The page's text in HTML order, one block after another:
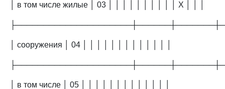
│ в том числе жилые │ 03 │ │ │ │ │ │ │ │ │ │ X │ │ │
│ сооружения │ 04 │ │ │ │ │ │ │ │ │ │ │ │ │
│ в том числе │ 05 │ │ │ │ │ │ │ │ │ │ │ │ │